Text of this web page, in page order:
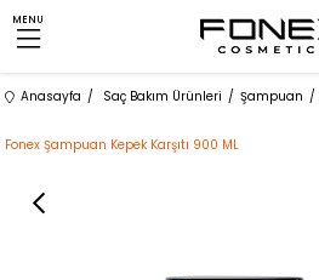
MENU
Anasayfa Saç Bakım Ürünleri Şampuan
Fonex Şampuan Kepek Karşıtı 900 ML